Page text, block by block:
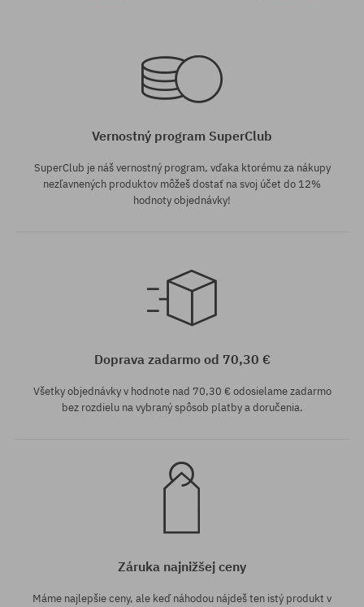
XS-S
Dostupné veľkosti:
Vernostný program SuperClub
SuperClub je náš vernostný program, vďaka ktorému za nákupy
nezľavnených produktov môžeš dostať na svoj účet do 12%
hodnoty objednávky!
Doprava zadarmo od 70,30 €
Všetky objednávky v hodnote nad 70,30 € odosielame zadarmo
bez rozdielu na vybraný spôsob platby a doručenia.
Záruka najnižšej ceny
Máme najlepšie ceny, ale keď náhodou nájdeš ten istý produkt v